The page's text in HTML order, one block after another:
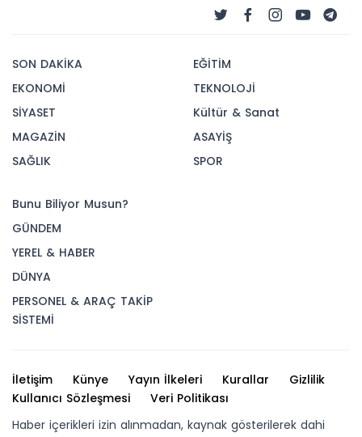
SON DAKİKA
EKONOMİ
SİYASET
MAGAZİN
SAĞLIK
EĞİTİM
TEKNOLOJİ
Kültür & Sanat
ASAYİŞ
SPOR
Bunu Biliyor Musun?
GÜNDEM
YEREL & HABER
DÜNYA
PERSONEL & ARAÇ TAKİP
SİSTEMİ
İletişim Künye Yayın İlkeleri Kurallar
Gizlilik
Kullanıcı Sözleşmesi
Veri Politikası
Haber içerikleri izin alınmadan, kaynak gösterilerek dahi